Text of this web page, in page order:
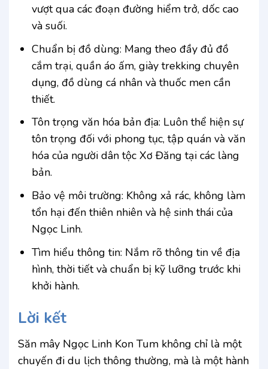
vượt qua các đoạn đường hiểm trở, dốc cao
và suối.
Chuẩn bị đồ dùng: Mang theo đầy đủ đồ
cắm trại, quần áo ấm, giày trekking chuyên
dụng, đồ dùng cá nhân và thuốc men cần
thiết.
Tôn trọng văn hóa bản địa: Luôn thể hiện sự
tôn trọng đối với phong tục, tập quán và văn
hóa của người dân tộc Xơ Đăng tại các làng
bản.
Bảo vệ môi trường: Không xả rác, không làm
tổn hại đến thiên nhiên và hệ sinh thái của
Ngọc Linh.
Tìm hiểu thông tin: Nắm rõ thông tin về địa
hình, thời tiết và chuẩn bị kỹ lưỡng trước khi
khởi hành.
Lời kết
Săn mây Ngọc Linh Kon Tum không chỉ là một
chuyến đi du lịch thông thường, mà là một hành